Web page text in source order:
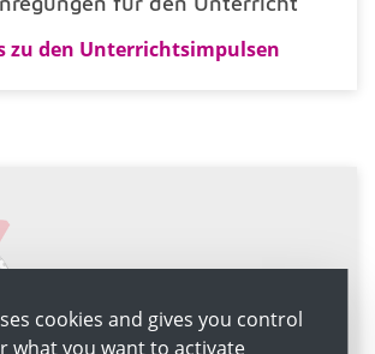
zu den Unterrichtsimpulsen
cookies and gives you control
what you want to activate